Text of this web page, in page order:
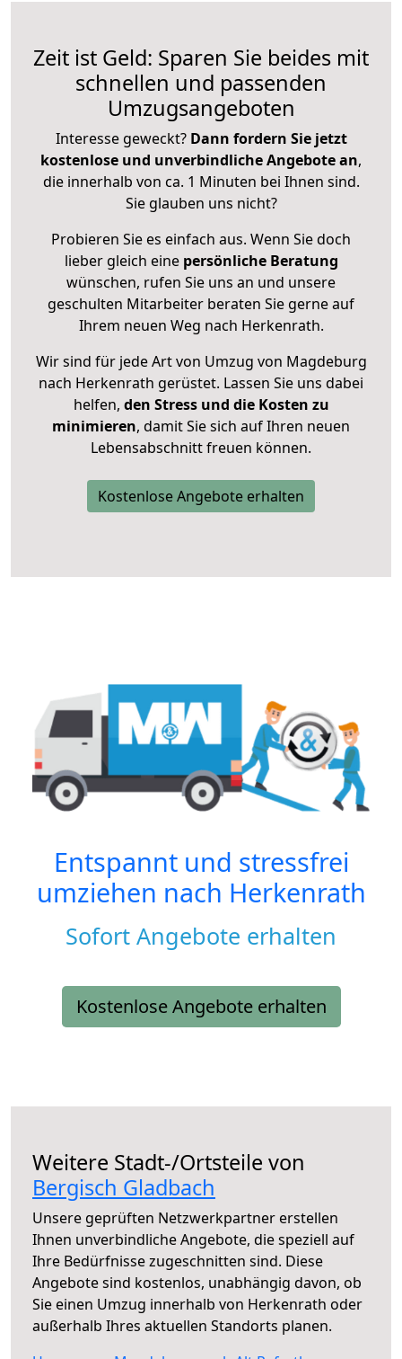
Zeit ist Geld: Sparen Sie beides mit
schnellen und passenden
Umzugsangeboten
Interesse geweckt? Dann fordern Sie jetzt
kostenlose und unverbindliche Angebote an,
die innerhalb von ca. 1 Minuten bei Ihnen sind.
Sie glauben uns nicht?
Probieren Sie es einfach aus. Wenn Sie doch
lieber gleich eine persönliche Beratung
wünschen, rufen Sie uns an und unsere
geschulten Mitarbeiter beraten Sie gerne auf
Ihrem neuen Weg nach Herkenrath.
Wir sind für jede Art von Umzug von Magdeburg
nach Herkenrath gerüstet. Lassen Sie uns dabei
helfen, den Stress und die Kosten zu
minimieren, damit Sie sich auf Ihren neuen
Lebensabschnitt freuen können.
Kostenlose Angebote erhalten
Entspannt und stressfrei
umziehen nach Herkenrath
Sofort Angebote erhalten
Kostenlose Angebote erhalten
Weitere Stadt-/Ortsteile von
Bergisch Gladbach
Unsere geprüften Netzwerkpartner erstellen
Ihnen unverbindliche Angebote, die speziell auf
Ihre Bedürfnisse zugeschnitten sind. Diese
Angebote sind kostenlos, unabhängig davon, ob
Sie einen Umzug innerhalb von Herkenrath oder
außerhalb Ihres aktuellen Standorts planen.